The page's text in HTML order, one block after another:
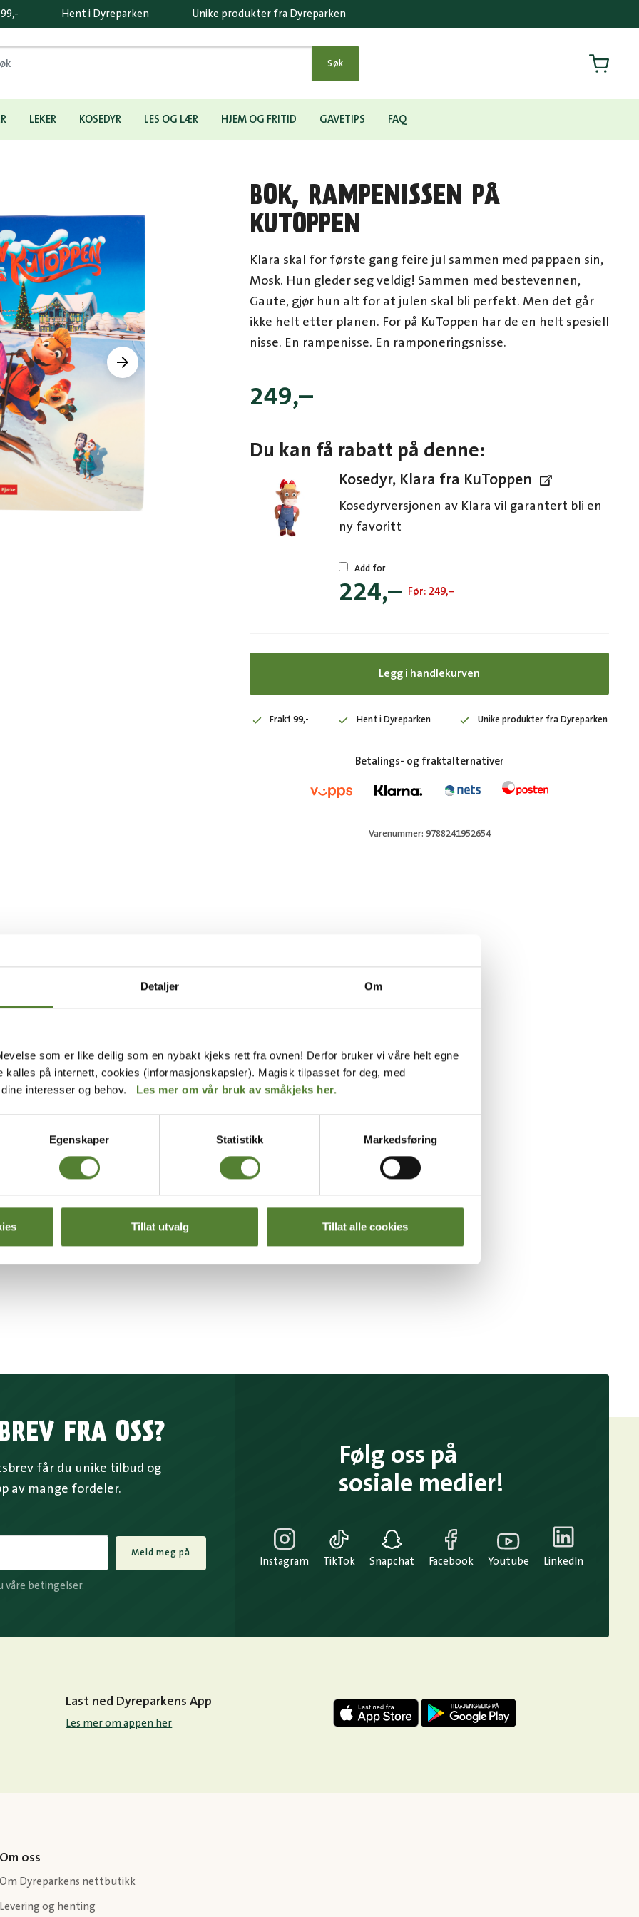
Detaljer Om
som er like deilig som en nybakt kjeks rett fra ovnen! Derfor bruker vi våre helt egne
kalles på internett, cookies (informasjonskapsler). Magisk tilpasset for deg, med
interesser og behov. Les mer om vår bruk av småkjeks her.
Egenskaper Statistikk Markedsføring
Tillat utvalg Tillat alle cookies
Hent i Dyreparken Unike produkter fra Dyreparken
Søk
LEKER KOSEDYR LES OG LÆR HJEM OG FRITID GAVETIPS FAQ
BOK, RAMPENISSEN PÅ
KUTOPPEN
Klara skal for første gang feire jul sammen med pappaen sin,
Mosk. Hun gleder seg veldig! Sammen med bestevennen,
Gaute, gjør hun alt for at julen skal bli perfekt. Men det går
ikke helt etter planen. For på KuToppen har de en helt spesiell
nisse. En rampenisse. En ramponeringsnisse.
249,–
Du kan få rabatt på denne:
Kosedyr, Klara fra KuToppen
Kosedyrversjonen av Klara vil garantert bli en
ny favoritt
Add for
224,– Før: 249,–
Legg i handlekurven
Frakt 99,- Hent i Dyreparken Unike produkter fra Dyreparken
Betalings- og fraktalternativer
Varenummer: 9788241952654
BOK, DYRENE PÅ GÅRDEN
KuToppen
KOSEDYR, KLARA FRA KUTOPPEN
FRA OSS?
får du unike tilbud og
av mange fordeler.
Meld meg på
våre betingelser.
Følg oss på
sosiale medier!
Instagram TikTok Snapchat Facebook Youtube LinkedIn
Last ned Dyreparkens App
Les mer om appen her
Om oss
Om Dyreparkens nettbutikk
Levering og henting